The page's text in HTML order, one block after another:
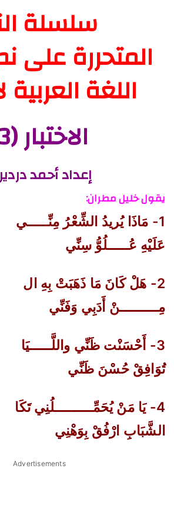
سلسلة
المتحررة على
اللغة
الاختبار (3)
إعداد أحمد
يقول خليل مطران:
1- مَاذَا يُريدُ الشِّعْرُ مِنِّـــــي
عَلَيْهِ عُـــــلُوُّ سِنِّي
2- هَلْ كَانَ مَا ذَهَبَتْ بِهِ ال
مِـــــــــنْ أَدَبِي وَفَنِّي
3- أَحْسَنْت ظَنِّي واللَّـــــيَا
تُوَافِقْ حُسْنَ ظَنِّي
4- يَا مَنْ يُحَمِّـــــــــلُنِي تَكَا
الشَّبَابِ ارْفُقْ بِوَهْنِي
Advertisements